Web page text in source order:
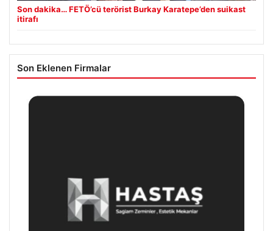
Son dakika… FETÖ’cü terörist Burkay Karatepe’den suikast
itirafı
Son Eklenen Firmalar